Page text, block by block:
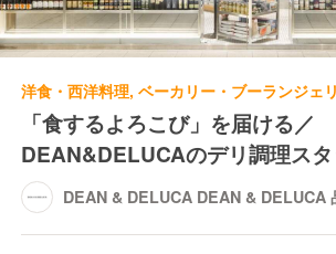
「食するよろこび」を届ける／
DEAN&DELUCAのデリ調理ス
DEAN & DELUCA DEAN & DELUCA